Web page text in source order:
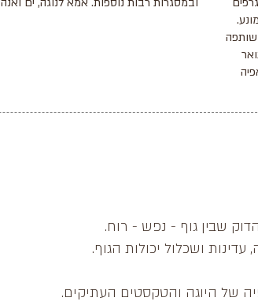
שותפה
שבין גוף - נפש - רוח.
ושכלול יכולות הגוף.
של היוגה והטקסטים העתיקים.